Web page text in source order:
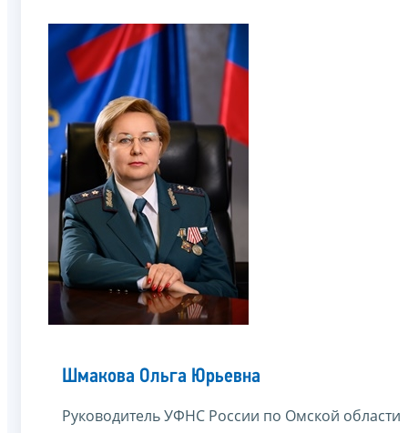
Шмакова Ольга Юрьевна
Руководитель УФНС России по Омской области